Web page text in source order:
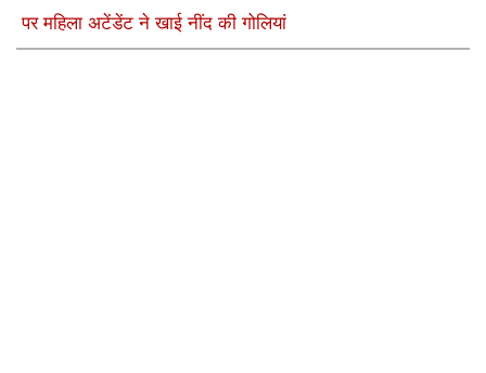
पर महिला अटेंडेंट ने खाई नींद की गोलियां